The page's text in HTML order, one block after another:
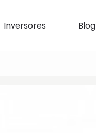
Inversores Blog